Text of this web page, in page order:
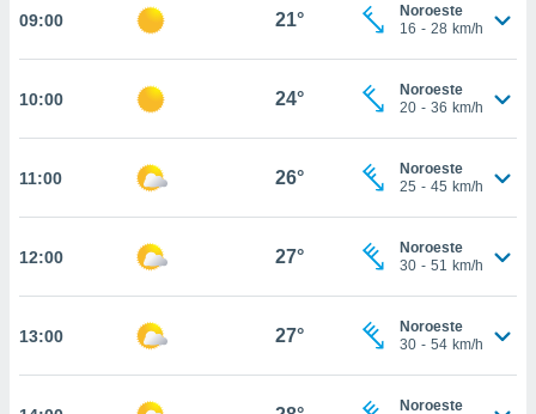
todos os
o
um perfil
e
09:00 21°
Noroeste
16 - 28 km/h
10:00 24°
Noroeste
20 - 36 km/h
11:00 26°
Noroeste
25 - 45 km/h
12:00 27°
Noroeste
30 - 51 km/h
13:00 27°
Noroeste
30 - 54 km/h
Noroeste